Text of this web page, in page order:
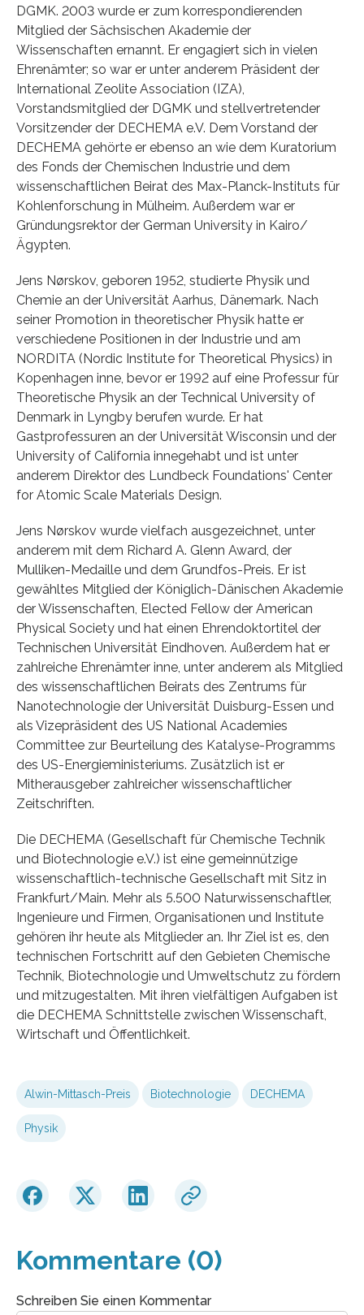
DGMK. 2003 wurde er zum korrespondierenden
Mitglied der Sächsischen Akademie der
Wissenschaften ernannt. Er engagiert sich in vielen
Ehrenämter; so war er unter anderem Präsident der
International Zeolite Association (IZA),
Vorstandsmitglied der DGMK und stellvertretender
Vorsitzender der DECHEMA e.V. Dem Vorstand der
DECHEMA gehörte er ebenso an wie dem Kuratorium
des Fonds der Chemischen Industrie und dem
wissenschaftlichen Beirat des Max-Planck-Instituts für
Kohlenforschung in Mülheim. Außerdem war er
Gründungsrektor der German University in Kairo/
Ägypten.
Jens Nørskov, geboren 1952, studierte Physik und
Chemie an der Universität Aarhus, Dänemark. Nach
seiner Promotion in theoretischer Physik hatte er
verschiedene Positionen in der Industrie und am
NORDITA (Nordic Institute for Theoretical Physics) in
Kopenhagen inne, bevor er 1992 auf eine Professur für
Theoretische Physik an der Technical University of
Denmark in Lyngby berufen wurde. Er hat
Gastprofessuren an der Universität Wisconsin und der
University of California innegehabt und ist unter
anderem Direktor des Lundbeck Foundations' Center
for Atomic Scale Materials Design.
Jens Nørskov wurde vielfach ausgezeichnet, unter
anderem mit dem Richard A. Glenn Award, der
Mulliken-Medaille und dem Grundfos-Preis. Er ist
gewähltes Mitglied der Königlich-Dänischen Akademie
der Wissenschaften, Elected Fellow der American
Physical Society und hat einen Ehrendoktortitel der
Technischen Universität Eindhoven. Außerdem hat er
zahlreiche Ehrenämter inne, unter anderem als Mitglied
des wissenschaftlichen Beirats des Zentrums für
Nanotechnologie der Universität Duisburg-Essen und
als Vizepräsident des US National Academies
Committee zur Beurteilung des Katalyse-Programms
des US-Energieministeriums. Zusätzlich ist er
Mitherausgeber zahlreicher wissenschaftlicher
Zeitschriften.
Die DECHEMA (Gesellschaft für Chemische Technik
und Biotechnologie e.V.) ist eine gemeinnützige
wissenschaftlich-technische Gesellschaft mit Sitz in
Frankfurt/Main. Mehr als 5.500 Naturwissenschaftler,
Ingenieure und Firmen, Organisationen und Institute
gehören ihr heute als Mitglieder an. Ihr Ziel ist es, den
technischen Fortschritt auf den Gebieten Chemische
Technik, Biotechnologie und Umweltschutz zu fördern
und mitzugestalten. Mit ihren vielfältigen Aufgaben ist
die DECHEMA Schnittstelle zwischen Wissenschaft,
Wirtschaft und Öffentlichkeit.
Alwin-Mittasch-Preis Biotechnologie DECHEMA
Physik
Kommentare (0)
Schreiben Sie einen Kommentar